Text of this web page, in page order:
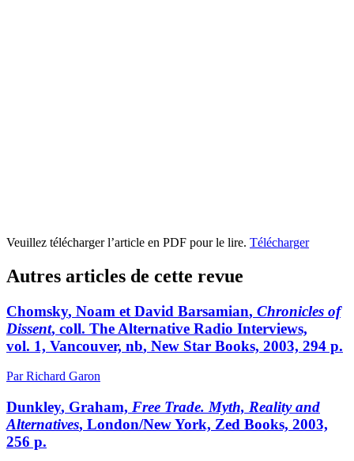
Veuillez télécharger l’article en PDF pour le lire. Télécharger
Autres articles de cette revue
Chomsky, Noam et David Barsamian, Chronicles of
Dissent, coll. The Alternative Radio Interviews,
vol. 1, Vancouver, nb, New Star Books, 2003, 294 p.
Par Richard Garon
Dunkley, Graham, Free Trade. Myth, Reality and
Alternatives, London/New York, Zed Books, 2003,
256 p.